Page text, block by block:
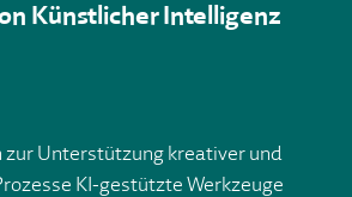
Künstlicher Intelligenz
zur Unterstützung kreativer und
KI-gestützte Werkzeuge